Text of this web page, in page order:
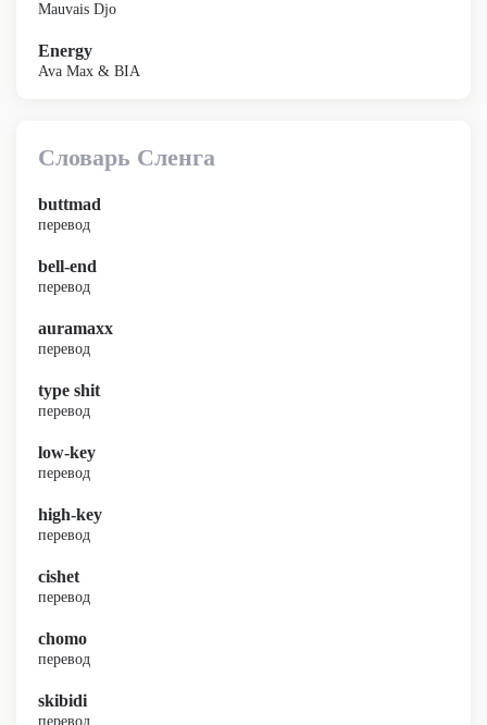
Mauvais Djo
Energy
Ava Max & BIA
Словарь Сленга
buttmad
перевод
bell-end
перевод
auramaxx
перевод
type shit
перевод
low-key
перевод
high-key
перевод
cishet
перевод
chomo
перевод
skibidi
перевод